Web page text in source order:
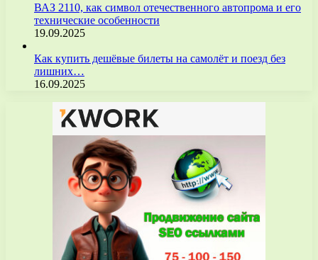
ВАЗ 2110, как символ отечественного автопрома и его
технические особенности
19.09.2025
Как купить дешёвые билеты на самолёт и поезд без
лишних…
16.09.2025